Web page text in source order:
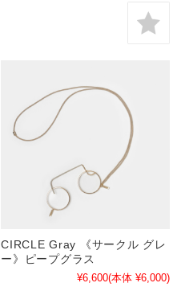
CIRCLE Gray 《サークル グレ
ー》ピープグラス
¥6,600(本体 ¥6,000)